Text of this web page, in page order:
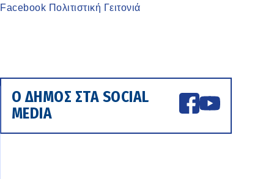
Facebook Πολιτιστική Γειτονιά
Ο ΔΗΜΟΣ ΣΤΑ SOCIAL
MEDIA